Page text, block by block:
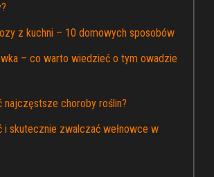
z kuchni – 10 domowych sposobów
– co warto wiedzieć o tym owadzie
najczęstsze choroby roślin?
i skutecznie zwalczać wełnowce w